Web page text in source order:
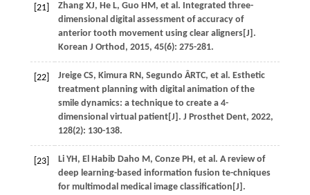
[21] Zhang XJ, He L, Guo HM, et al. Integrated three-
dimensional digital assessment of accuracy of
anterior tooth movement using clear aligners[J].
Korean J Orthod, 2015, 45(6): 275-281.
[22] Jreige CS, Kimura RN, Segundo ÂRTC, et al. Esthetic
treatment planning with digital animation of the
smile dynamics: a technique to create a 4-
dimensional virtual patient[J]. J Prosthet Dent, 2022,
128(2): 130-138.
[23] Li YH, El Habib Daho M, Conze PH, et al. A review of
deep learning-based information fusion te-chniques
for multimodal medical image classification[J].